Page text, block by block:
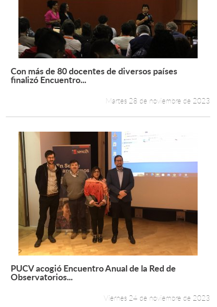
Leer más +
Con más de 80 docentes de diversos países
finalizó Encuentro...
Martes 28 de noviembre de 2023
Leer más +
PUCV acogió Encuentro Anual de la Red de
Observatorios...
Viernes 24 de noviembre de 2023